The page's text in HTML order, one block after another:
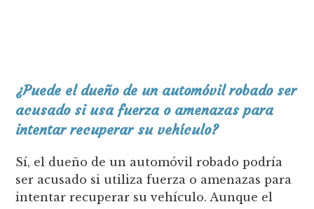
¿Puede el dueño de un automóvil robado ser
acusado si usa fuerza o amenazas para
intentar recuperar su vehículo?
Sí, el dueño de un automóvil robado podría
ser acusado si utiliza fuerza o amenazas para
intentar recuperar su vehículo. Aunque el